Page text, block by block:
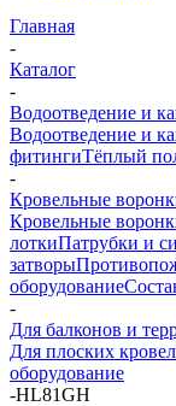
Главная
-
Каталог
-
Водоотведение и
Водоотведение и
фитингиТёплый
-
Кровельные
Кровельные
лоткиПатрубки и
затворы
оборудование
-
Для балконов и
Для плоских
оборудование
-HL81GH